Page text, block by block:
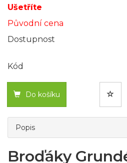
Ušetříte
Původní cena
Dostupnost
Kód
Do košíku
Popis
Broďáky